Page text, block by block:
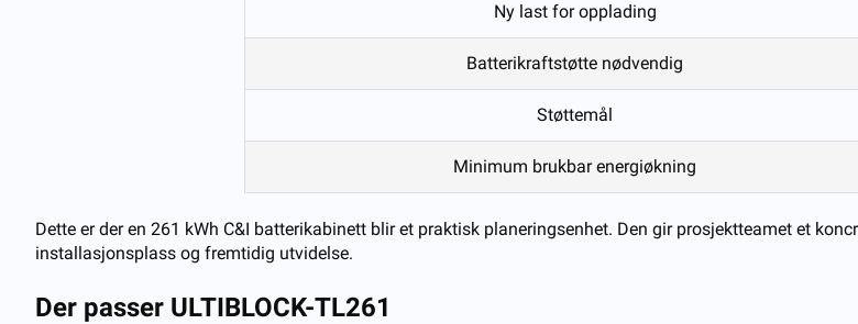
Ny last for opplading
Batterikraftstøtte nødvendig
Støttemål
Minimum brukbar energiøkning
Dette er der en 261 kWh C&I batterikabinett blir et praktisk planeringsenhet. Den gir prosjektteamet et
installasjonsplass og fremtidig utvidelse.
Der passer ULTIBLOCK-TL261